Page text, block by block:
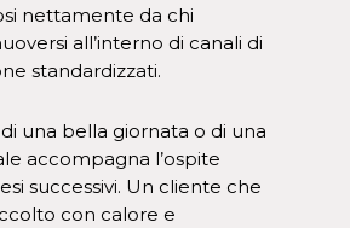
nettamente da chi
all’interno di canali di
standardizzati.
una bella giornata o di una
accompagna l’ospite
successivi. Un cliente che
con calore e